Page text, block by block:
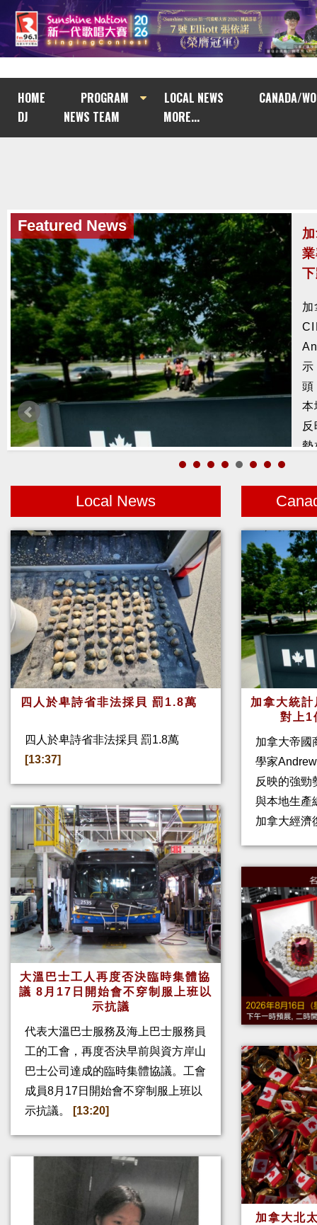
HOME PROGRAM LOCAL NEWS
CANADA/
DJ
NEWS TEAM MORE...
Featured News
捕
鰭
Local News
四人於卑詩省非法採貝 罰1.8萬
四人於卑詩省非法採貝 罰1.8萬
[13:37]
大溫巴士工人再度否決臨時集體協
議 8月17日開始會不穿制服上班以
示抗議
代表大溫巴士服務及海上巴士服務員
工的工會，再度否決早前與資方岸山
巴士公司達成的臨時集體協議。工會
成員8月17日開始會不穿制服上班以
示抗議。
[13:20]
加拿大統
對上
加拿大帝國
學家
反映的強勁
與本地生產
加拿大經濟
加拿大北